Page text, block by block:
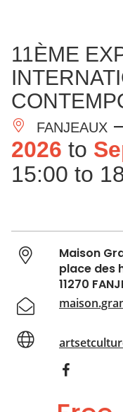
ESSENTIAL
AND
DO
11ÈME
FANJEAUX
2026 to
15:00 to
Maison
place des
11270